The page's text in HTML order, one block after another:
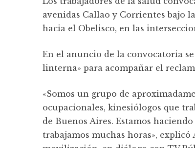
avenidas Callao y Corrientes bajo
hacia el Obelisco, en las
En el anuncio de la convocatoria
linterna» para acompañar el
«Somos un grupo de
ocupacionales, kinesiólogos que
de Buenos Aires. Estamos
trabajamos muchas horas»,